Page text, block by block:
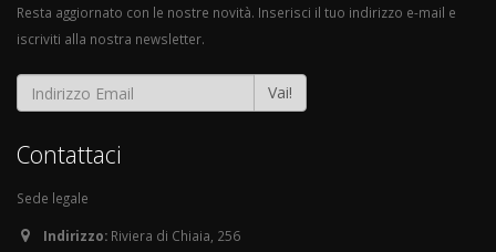
Resta aggiornato con le nostre novità. Inserisci il tuo indirizzo e-mail e
iscriviti alla nostra newsletter.
Vai!
Contattaci
Sede legale
Indirizzo: Riviera di Chiaia, 256